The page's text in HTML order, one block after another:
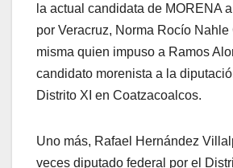
la actual candidata de MORENA
por Veracruz, Norma Rocío
misma quien impuso a Ramos
candidato morenista a la
Distrito XI en Coatzacoalcos.
Uno más, Rafael Hernández
veces diputado federal por el